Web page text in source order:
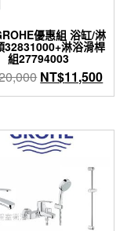
優惠組 浴缸/淋
32831000+淋浴滑桿
組27794003
原
始
格：
NT$20,000。
NT$11,500目
前
格：